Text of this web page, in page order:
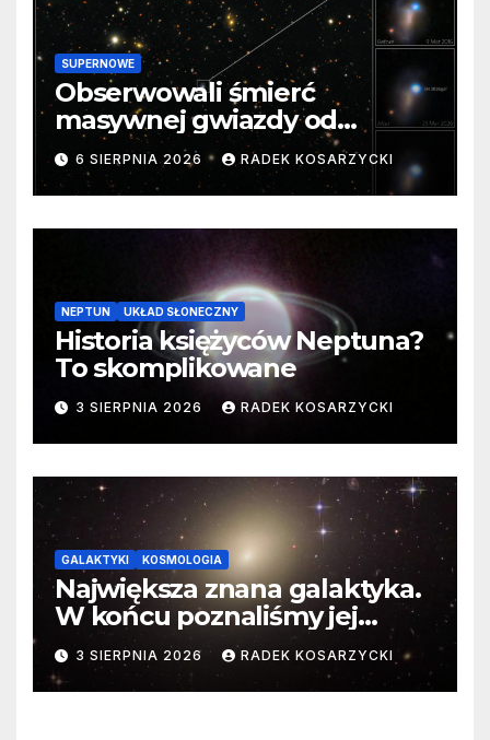
SUPERNOWE
Obserwowali śmierć
masywnej gwiazdy od
samego początku. Niezwykle
cenne dane
6 SIERPNIA 2026 RADEK KOSARZYCKI
NEPTUN UKŁAD SŁONECZNY
Historia księżyców Neptuna?
To skomplikowane
3 SIERPNIA 2026 RADEK KOSARZYCKI
GALAKTYKI KOSMOLOGIA
Największa znana galaktyka.
W końcu poznaliśmy jej
faktyczne wymiary
3 SIERPNIA 2026 RADEK KOSARZYCKI